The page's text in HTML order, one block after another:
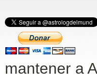
mantener a